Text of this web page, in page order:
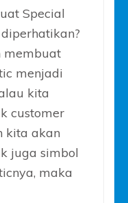
Special
membuat
menjadi
kita
customer
kita akan
juga simbol
maka